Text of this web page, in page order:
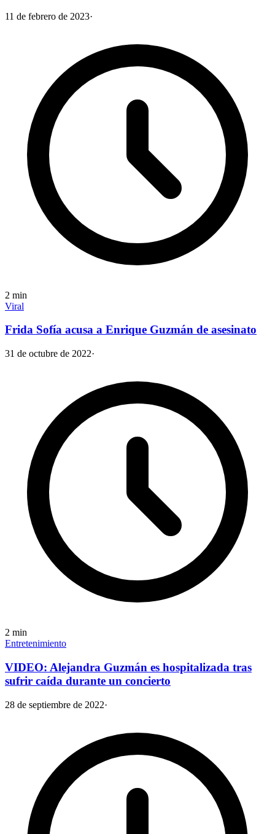
11 de febrero de 2023·
2 min
Viral
Frida Sofía acusa a Enrique Guzmán de asesinato
31 de octubre de 2022·
2 min
Entretenimiento
VIDEO: Alejandra Guzmán es hospitalizada tras
sufrir caída durante un concierto
28 de septiembre de 2022·